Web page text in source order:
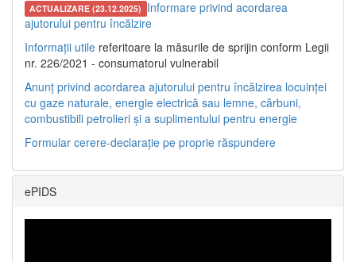
ACTUALIZARE (23.12.2025) Informare privind acordarea
ajutorului pentru încălzire
Informații utile referitoare la măsurile de sprijin conform Legii
nr. 226/2021 - consumatorul vulnerabil
Anunț privind acordarea ajutorului pentru încălzirea locuinței
cu gaze naturale, energie electrică sau lemne, cărbuni,
combustibili petrolieri și a suplimentului pentru energie
Formular cerere-declarație pe proprie răspundere
ePIDS